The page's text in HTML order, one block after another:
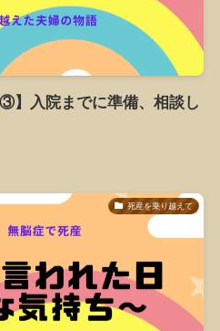
】入院までに準備、相談し
死産を乗り越えて